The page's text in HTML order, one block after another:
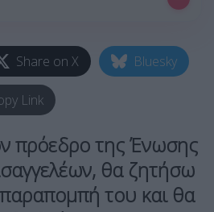
Share on X Bluesky
Link
πρόεδρο της Ένωσης
θα ζητήσω
του και θα